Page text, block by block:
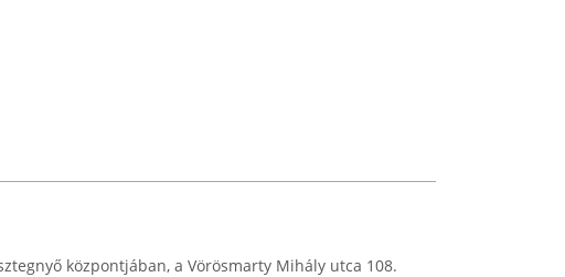
központjában, a Vörösmarty Mihály utca 108.